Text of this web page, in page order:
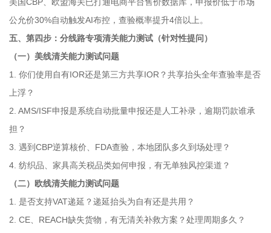
公允价30%自动触发AI布控，查验概率提升4倍以上。
五、第四步：分线路专项清关能力测试（针对性提问）
（一）美线清关能力测试问题
1. 你们使用自有IOR还是第三方共享IOR？共享抬头全年查验率是否
上浮？
2. AMS/ISF申报是系统自动批量申报还是人工补录，逾期罚款谁承
担？
3. 遇到CBP逆算核价、FDA查验，本地团队多久到场处理？
4. 纺织品、家具高关税品类如何申报，有无单独风控渠道？
（二）欧线清关能力测试问题
1. 是否支持VAT递延？递延抬头为自有还是共用？
2. CE、REACH缺失货物，有无清关补救方案？处理周期多久？